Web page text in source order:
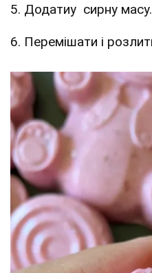
5. Додатиу сирну масу.
6. Перемішати і